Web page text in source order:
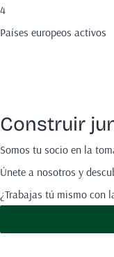
4
Países europeos activos
Construir
Somos tu socio en la
Únete a nosotros y
¿Trabajas tú mismo con